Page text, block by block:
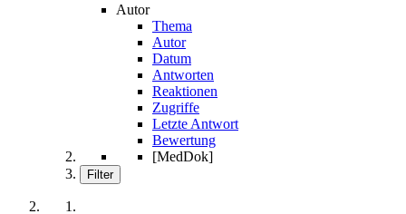
Autor
Thema
Autor
Datum
Antworten
Reaktionen
Zugriffe
Letzte Antwort
Bewertung
[MedDok]
Filter